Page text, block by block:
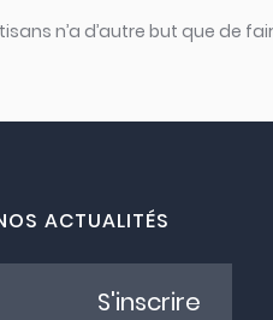
n’a d’autre but que de
ACTUALITÉS
S'inscrire